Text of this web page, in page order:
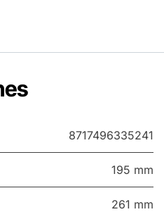
8717496335241
195 mm
261 mm